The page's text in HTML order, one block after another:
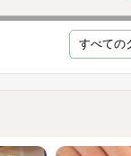
すべての